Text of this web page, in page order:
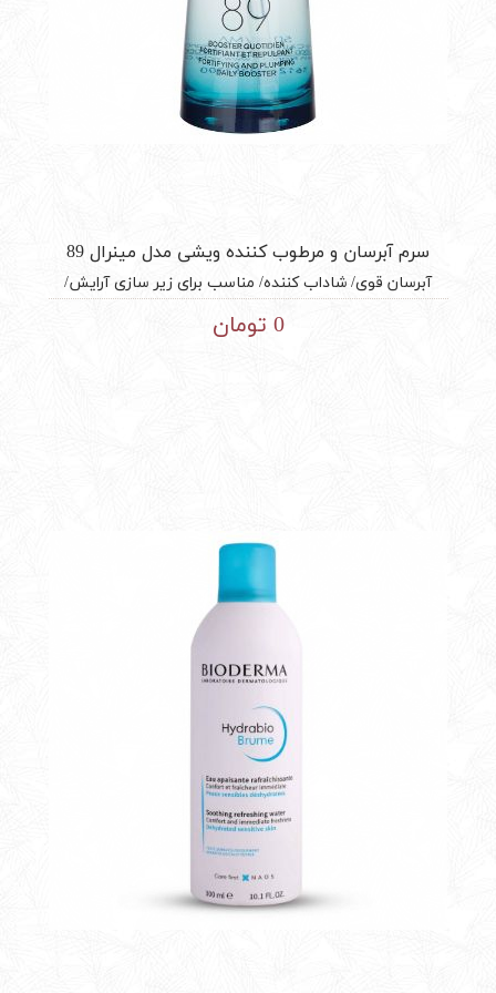
سرم آبرسان و مرطوب کننده ویشی مدل مینرال 89
آبرسان قوی/ شاداب کننده/ مناسب برای زیر سازی آرایش/
مناسب انواع پوست/ محصول کشور فرانسه/ حجم 50 میل
0 تومان